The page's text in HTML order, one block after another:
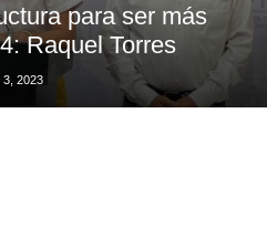
para ser más
Raquel Torres
3, 2023